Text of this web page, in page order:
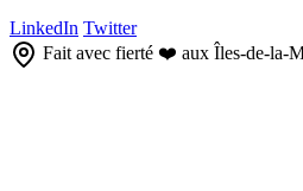
LinkedIn Twitter
Fait avec fierté ❤️ aux Îles-de-la-